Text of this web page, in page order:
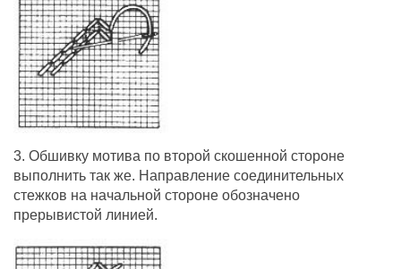
3. Обшивку мотива по второй скошенной стороне
выполнить так же. Направление соединительных
стежков на начальной стороне обозначено
прерывистой линией.